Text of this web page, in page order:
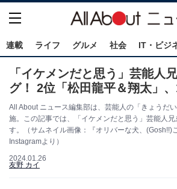
連載 ライフ グルメ 社会 IT・ビジ
「イケメンだと思う」芸能人
グ！ 2位「松田龍平＆翔太」
All About ニュース編集部は、芸能人の「きょうだ
施。この記事では、「イケメンだと思う」芸能人
す。（サムネイル画像：『オリバーな犬、(Gosh!!)
Instagramより）
2024.01.26
友野 カイ